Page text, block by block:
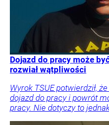
Dojazd do pracy może
rozwiał wątpliwości
Wyrok TSUE potwierdził,
dojazd do pracy i powrót
pracy. Nie dotyczy to